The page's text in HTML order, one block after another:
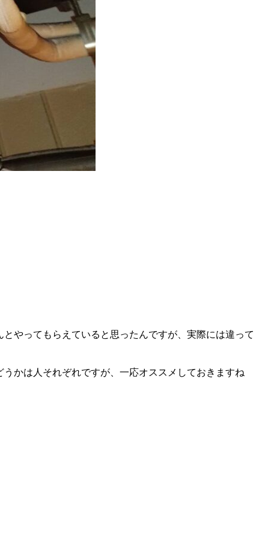
やってもらえていると思ったんですが、実際には違って
かは人それぞれですが、一応オススメしておきますね